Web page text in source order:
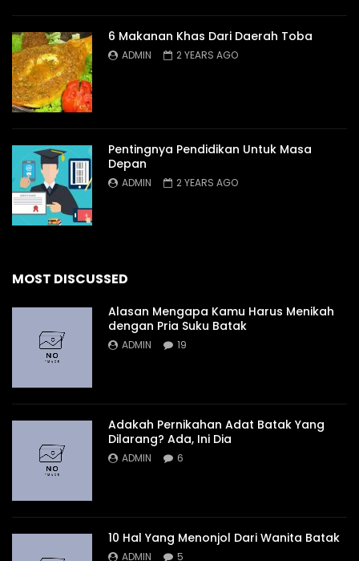
6 Makanan Khas Dari Daerah Toba
ADMIN 2 YEARS AGO
Pentingnya Pendidikan Untuk Masa
Depan
ADMIN 2 YEARS AGO
MOST DISCUSSED
Alasan Mengapa Kamu Harus Menikah
dengan Pria Suku Batak
ADMIN 19
Adakah Pernikahan Adat Batak Yang
Dilarang? Ada, Ini Dia
ADMIN 6
10 Hal Yang Menonjol Dari Wanita Batak
ADMIN 5